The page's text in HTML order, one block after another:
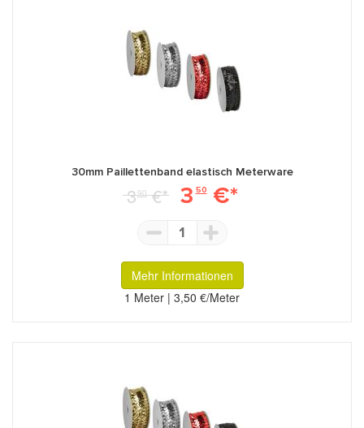
30mm Paillettenband elastisch Meterware
390€* 3 50€*
1
Mehr Informationen
1 Meter | 3,50 €/Meter